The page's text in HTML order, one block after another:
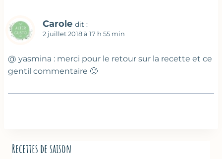
Carole dit :
2 juillet 2018 à 17 h 55 min
@ yasmina : merci pour le retour sur la recette et ce
gentil commentaire 🙂
Recettes de saison